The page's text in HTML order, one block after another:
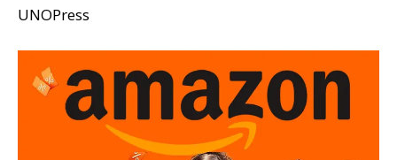
UNOPress